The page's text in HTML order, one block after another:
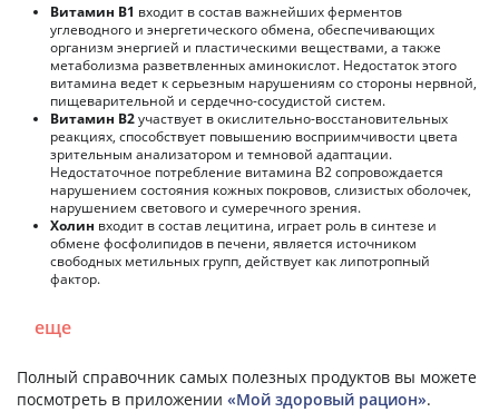
Витамин В1 входит в состав важнейших ферментов
углеводного и энергетического обмена, обеспечивающих
организм энергией и пластическими веществами, а также
метаболизма разветвленных аминокислот. Недостаток этого
витамина ведет к серьезным нарушениям со стороны нервной,
пищеварительной и сердечно-сосудистой систем.
Витамин В2участвует в окислительно-восстановительных
реакциях, способствует повышению восприимчивости цвета
зрительным анализатором и темновой адаптации.
Недостаточное потребление витамина В2 сопровождается
нарушением состояния кожных покровов, слизистых оболочек,
нарушением светового и сумеречного зрения.
Холин входит в состав лецитина, играет роль в синтезе и
обмене фосфолипидов в печени, является источником
свободных метильных групп, действует как липотропный
фактор.
еще
Полный справочник самых полезных продуктов вы можете
посмотреть в приложении «Мой здоровый рацион».